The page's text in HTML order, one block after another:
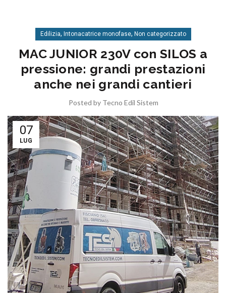
Edilizia, Intonacatrice monofase, Non categorizzato
MAC JUNIOR 230V con SILOS a
pressione: grandi prestazioni
anche nei grandi cantieri
Posted by Tecno Edil Sistem
07
LUG